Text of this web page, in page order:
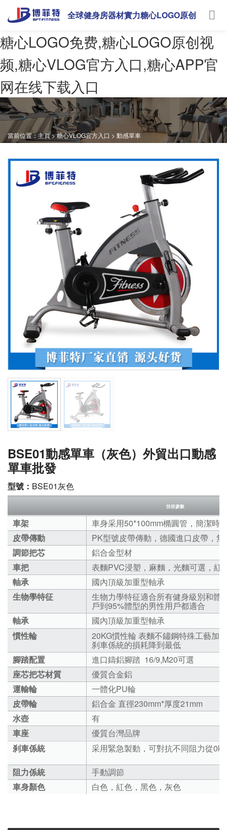
糖心LOGO免费,糖心LOGO原创视
频,糖心VLOG官方入口,糖心APP官
网在线下载入口
全球健身房器材實力糖心LOGO原创
當前位置：主頁>糖心VLOG官方入口 > 動感單車
BSE01動感單車（灰色）外貿出口動感
單車批發
型號： BSE01灰色
技術參數
車架
車身采用50*100mm橢圓管，簡潔時
皮帶傳動
PK型號皮帶傳動，德國進口皮帶，
調節把芯
鋁合金型材
車把
表麵PVC浸塑，麻麵，光麵可選，
軸承
國內頂級加重型軸承
生物學特征
生物力學特征適合所有健身級別和體
戶到95%體型的男性用戶都適合
軸承
國內頂級加重型軸承
慣性輪
20KG慣性輪 表麵不鏽鋼特殊工藝加
刹車係統的損耗降到最低
腳踏配置
進口鑄鋁腳踏 16/9,M20可選
座芯把芯材質
優質合金鋁
運輸輪
一體化PU輪
皮帶輪
鋁合金 直徑230mm*厚度21mm
水壺
有
車座
優質台灣品牌
刹車係統
采用緊急製動，可對抗不同阻力從
阻力係統
手動調節
車身顏色
白色，紅色，黑色，灰色